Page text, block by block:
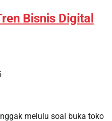
Bisnis Digital
melulu soal buka toko